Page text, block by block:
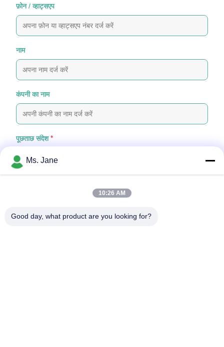
फ़ोन / व्हाट्सएप
नाम
कंपनी का नाम
पूछताछ संदेश *
फ़ाइलें संलग्न करें
Ms. Jane
10:26 AM
Good day, what product are you looking for?